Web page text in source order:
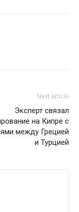
Next article
Эксперт связал
на Кипре с
между Грецией
и Турцией